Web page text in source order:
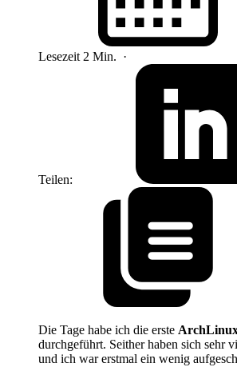
Lesezeit 2 Min. ·
Teilen:
Die Tage habe ich die erste
durchgeführt. Seither haben sich sehr
und ich war erstmal ein wenig